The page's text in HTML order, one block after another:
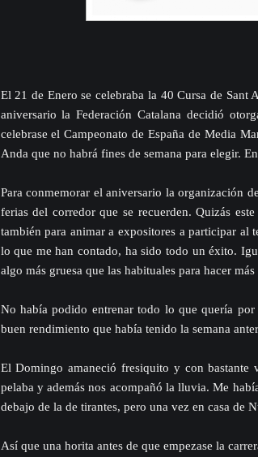
El 21 de Enero se celebraba la 40 Cursa de
aniversario la Federación Catalana decidió
celebrase el Campeonato de España de Media
Anda que no habrá fines de semana para elegir.
Para conmemorar el aniversario la organización
ferias del corredor que se recuerden. Quizás
también para animar a expositores a participar
lo que me han contado, ha sido todo un éxito.
algo más gruesa que las habituales para hacer
No había podido entrenar todo lo que quería
buen rendimiento que había tenido la semana
El Domingo amaneció fresiquito y con bastante
pelaba y además nos acompañó la lluvia. Me
debajo de la de tirantes, pero una vez en casa de
Así que una horita antes de que empezase la